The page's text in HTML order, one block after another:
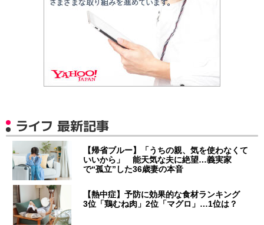
ライフ 最新記事
【帰省ブルー】「うちの親、気を使わなくて
いいから」 能天気な夫に絶望…義実家
で“孤立”した36歳妻の本音
【熱中症】予防に効果的な食材ランキング
3位「鶏むね肉」2位「マグロ」…1位は？